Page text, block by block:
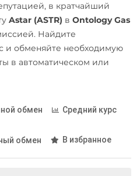
в кратчайший
Astar (ASTR) в Ontology Gas
Найдите
и обменяйте необходимую
в автоматическом или
обмен Средний курс
обмен В избранное